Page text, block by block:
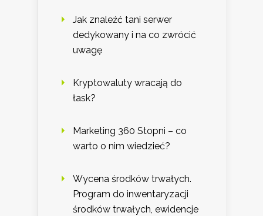
Jak znaleźć tani serwer
dedykowany i na co zwrócić
uwagę
Kryptowaluty wracają do
łask?
Marketing 360 Stopni – co
warto o nim wiedzieć?
Wycena środków trwałych.
Program do inwentaryzacji
środków trwałych, ewidencje